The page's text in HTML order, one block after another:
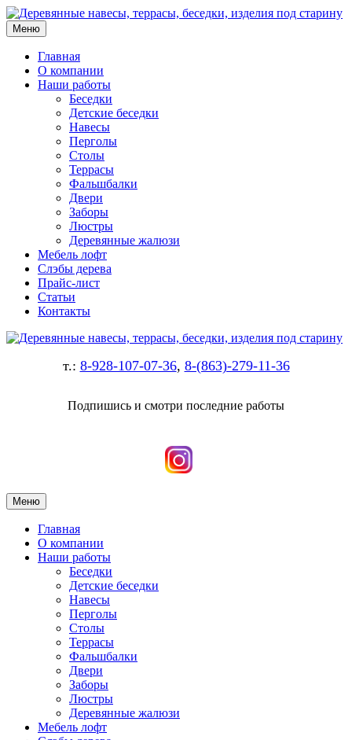
Меню
Главная
О компании
Наши работы
Беседки
Детские беседки
Навесы
Перголы
Столы
Террасы
Фальшбалки
Двери
Заборы
Люстры
Деревянные жалюзи
Мебель лофт
Слэбы дерева
Прайс-лист
Статьи
Контакты
т.: 8-928-107-07-36, 8-(863)-279-11-36
Подпишись и смотри последние работы
Меню
Главная
О компании
Наши работы
Беседки
Детские беседки
Навесы
Перголы
Столы
Террасы
Фальшбалки
Двери
Заборы
Люстры
Деревянные жалюзи
Мебель лофт